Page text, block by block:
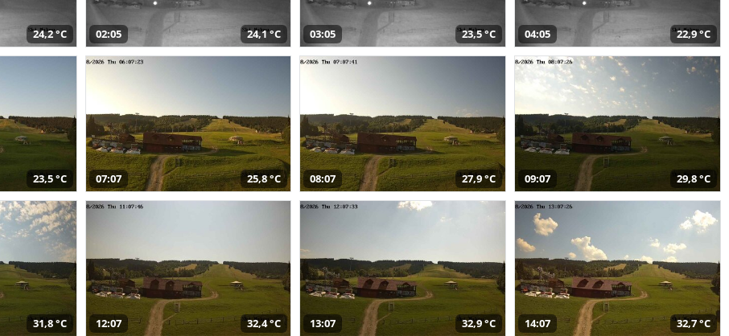
24,2 °C 02:05 24,1 °C 03:05 23,5 °C 04:05 22,9 °C
23,5 °C 07:07 25,8 °C 08:07 27,9 °C 09:07 29,8 °C
31,8 °C 12:07 32,4 °C 13:07 32,9 °C 14:07 32,7 °C